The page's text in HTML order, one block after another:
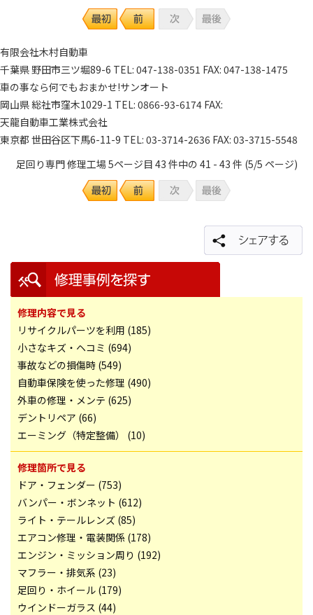
有限会社木村自動車
千葉県 野田市三ツ堀89-6 TEL: 047-138-0351 FAX: 047-138-1475
車の事なら何でもおまかせ!サンオート
岡山県 総社市窪木1029-1 TEL: 0866-93-6174 FAX:
天龍自動車工業株式会社
東京都 世田谷区下馬6-11-9 TEL: 03-3714-2636 FAX: 03-3715-5548
足回り専門 修理工場 5ページ目 43 件中の 41 - 43 件 (5/5 ページ)
修理内容で見る
リサイクルパーツを利用 (185)
小さなキズ・ヘコミ (694)
事故などの損傷時 (549)
自動車保険を使った修理 (490)
外車の修理・メンテ (625)
デントリペア (66)
エーミング（特定整備） (10)
修理箇所で見る
ドア・フェンダー (753)
バンパー・ボンネット (612)
ライト・テールレンズ (85)
エアコン修理・電装関係 (178)
エンジン・ミッション周り (192)
マフラー・排気系 (23)
足回り・ホイール (179)
ウインドーガラス (44)